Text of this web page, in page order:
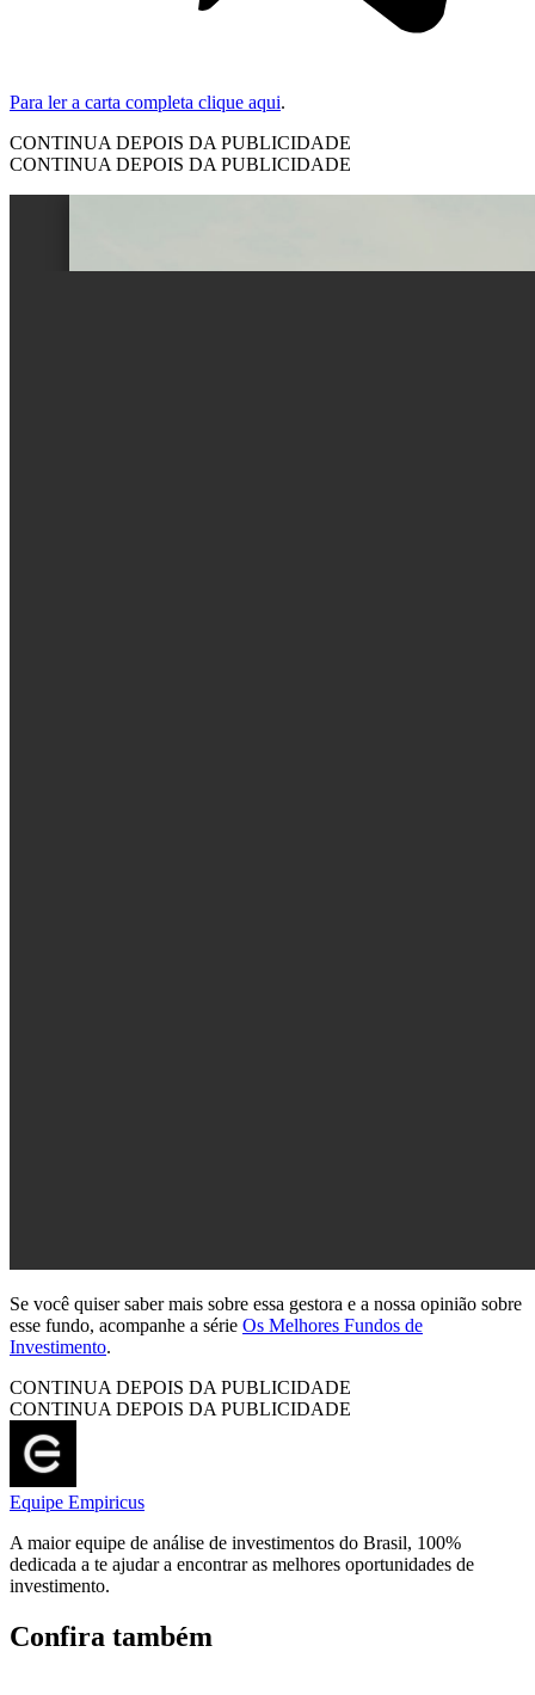
Para ler a carta completa clique aqui.
CONTINUA DEPOIS DA PUBLICIDADE
CONTINUA DEPOIS DA PUBLICIDADE
Se você quiser saber mais sobre essa gestora e a nossa opinião sobre
esse fundo, acompanhe a série Os Melhores Fundos de
Investimento.
CONTINUA DEPOIS DA PUBLICIDADE
CONTINUA DEPOIS DA PUBLICIDADE
Equipe Empiricus
A maior equipe de análise de investimentos do Brasil, 100%
dedicada a te ajudar a encontrar as melhores oportunidades de
investimento.
Confira também